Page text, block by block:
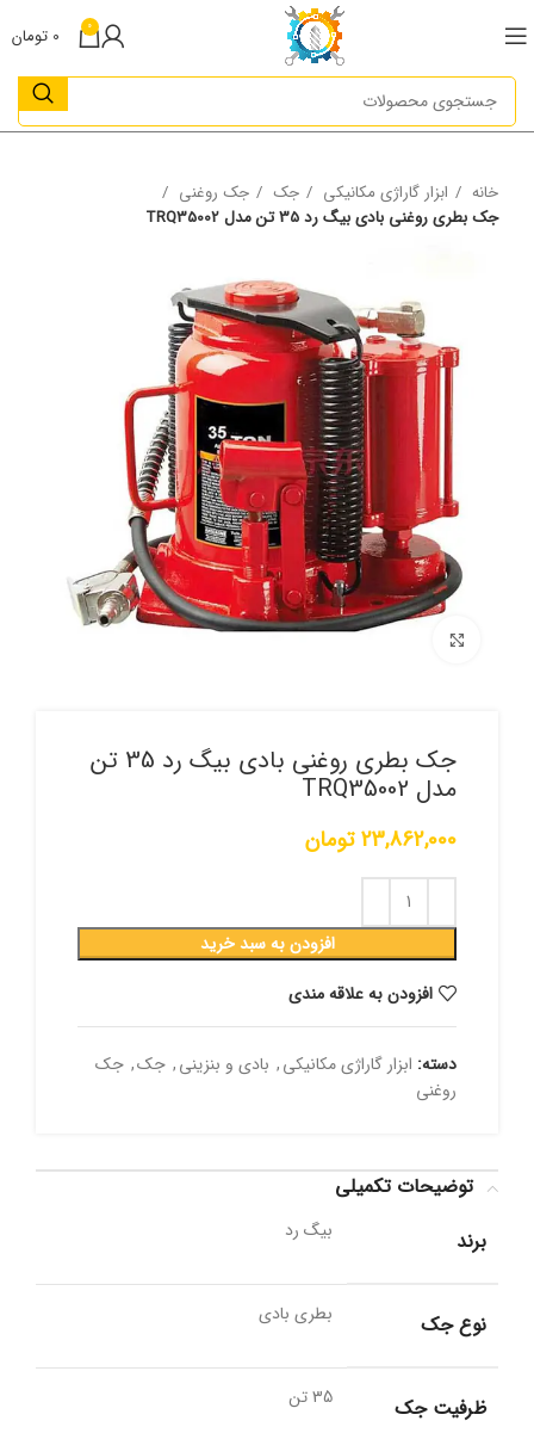
0
0 تومان
خانه ابزار گاراژی مکانیکی جک
جک روغنی
جک بطری روغنی بادی بیگ رد 35 تن مدل TRQ35002
برای بزرگنمایی کلیک کنید
جک بطری روغنی بادی بیگ رد 35 تن
مدل TRQ35002
23,862,000 تومان
افزودن به سبد خرید
افزودن به علاقه مندی
دسته: ابزار گاراژی مکانیکی, بادی و بنزینی, جک, جک
روغنی
توضیحات تکمیلی
برند
بیگ رد
نوع جک بطری بادی
ظرفیت جک 35 تن